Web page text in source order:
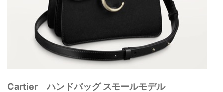
Cartier ハンドバッグ スモールモデル